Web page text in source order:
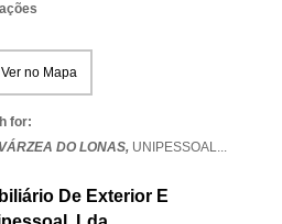
Ver no Mapa
for:
VÁRZEA DO LONAS, UNIPESSOAL...
De Exterior E